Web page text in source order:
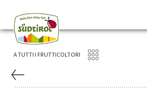
A TUTTI I FRUTTICOLTORI